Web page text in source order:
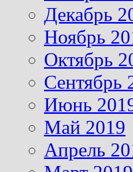
Декабрь
Ноябрь
Октябрь
Сентябрь
Июнь
Май 2019
Апрель